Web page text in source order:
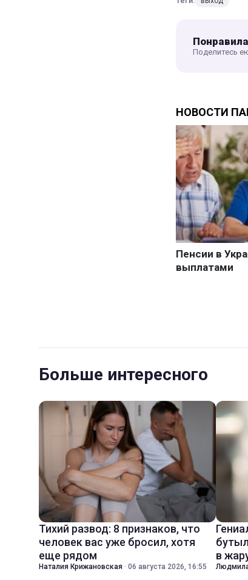
Поделитесь
Больше интересного
Тихий развод: 8 признаков, что
человек вас уже бросил, хотя
еще рядом
Наталия Крижановская · 06 августа 2026, 16:55
в